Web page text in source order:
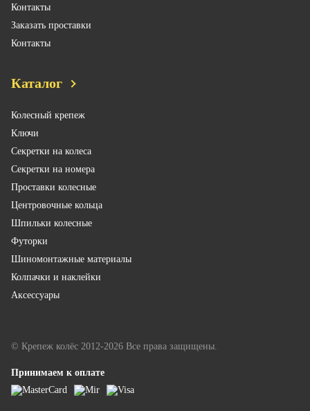
Контакты
Заказать проставки
Контакты
Каталог
Колесный крепеж
Ключи
Секретки на колеса
Секретки на номера
Проставки колесные
Центровочные кольца
Шпильки колесные
Футорки
Шиномонтажные материалы
Колпачки и наклейки
Аксессуары
© Крепеж колёс 2012-2026 Все права защищены.
Принимаем к оплате